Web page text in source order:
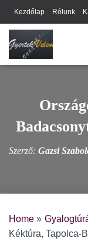
Kezdőlap Rólunk
Webhely térkép
Szerző: Gazsi
Home »
Kéktúra, Tapolca-